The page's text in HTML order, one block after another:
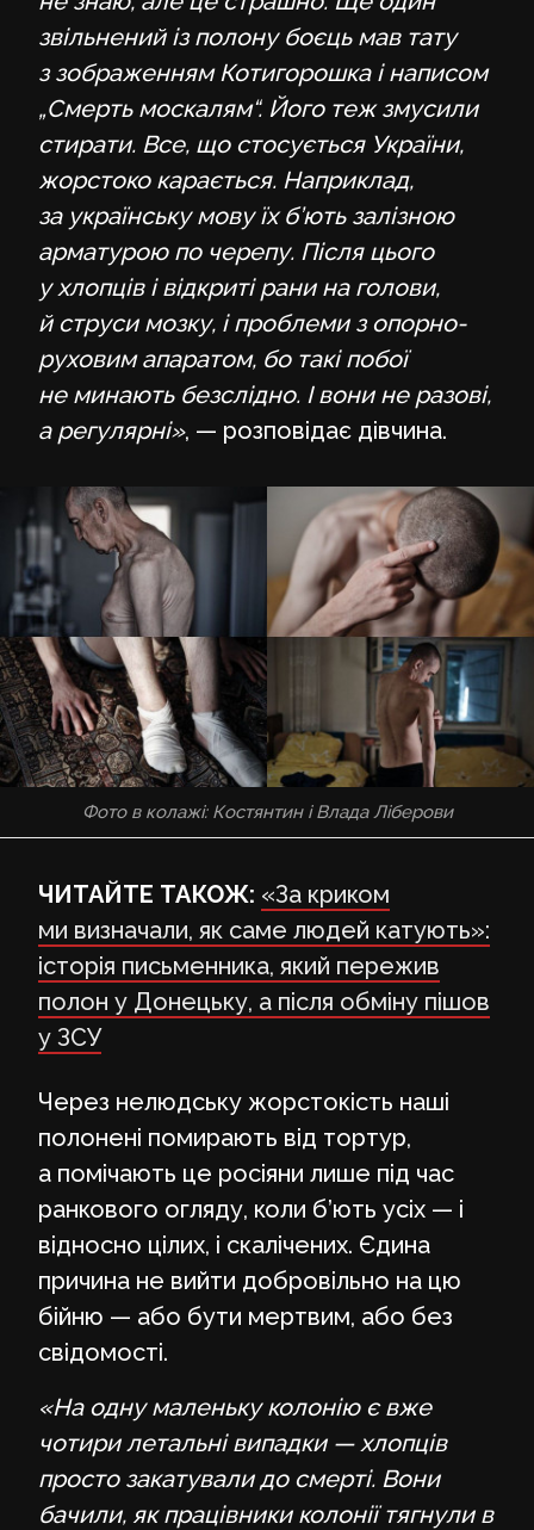
звільнений із полону боєць мав тату
з зображенням Котигорошка і написом
„Смерть москалям“. Його теж змусили
стирати. Все, що стосується України,
жорстоко карається. Наприклад,
за українську мову їх б’ють залізною
арматурою по черепу. Після цього
у хлопців і відкриті рани на голови,
й струси мозку, і проблеми з опорно-
руховим апаратом, бо такі побої
не минають безслідно. І вони не разові,
а регулярні», — розповідає дівчина.
Фото в колажі: Костянтин і Влада Ліберови
ЧИТАЙТЕ ТАКОЖ: «За криком
ми визначали, як саме людей катують»:
історія письменника, який пережив
полон у Донецьку, а після обміну пішов
у ЗСУ
Через нелюдську жорстокість наші
полонені помирають від тортур,
а помічають це росіяни лише під час
ранкового огляду, коли б’ють усіх — і
відносно цілих, і скалічених. Єдина
причина не вийти добровільно на цю
бійню — або бути мертвим, або без
свідомості.
«На одну маленьку колонію є вже
чотири летальні випадки — хлопців
просто закатували до смерті. Вони
бачили, як працівники колонії тягнули в